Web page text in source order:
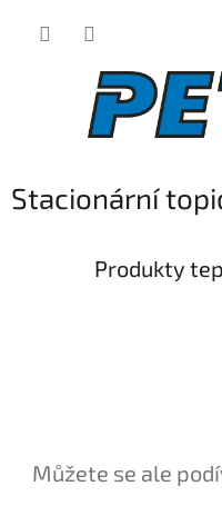
Stacionární
Produkty
Můžete se ale